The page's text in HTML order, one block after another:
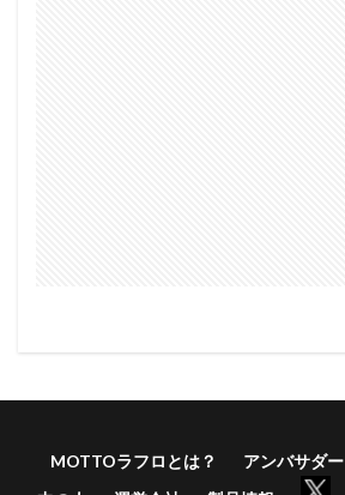
MOTTOラフロとは？ アンバサダー